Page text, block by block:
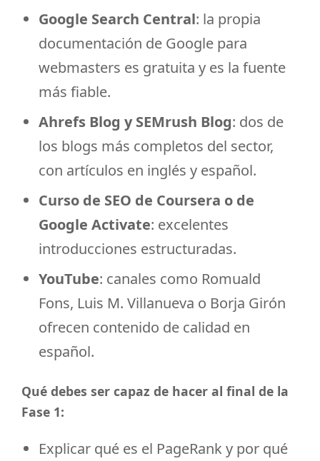
Google Search Central: la propia
documentación de Google para
webmasters es gratuita y es la fuente
más fiable.
Ahrefs Blog y SEMrush Blog: dos de
los blogs más completos del sector,
con artículos en inglés y español.
Curso de SEO de Coursera o de
Google Activate: excelentes
introducciones estructuradas.
YouTube: canales como Romuald
Fons, Luis M. Villanueva o Borja Girón
ofrecen contenido de calidad en
español.
Qué debes ser capaz de hacer al final de la
Fase 1:
Explicar qué es el PageRank y por qué